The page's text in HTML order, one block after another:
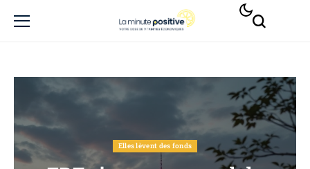
Elles lèvent des fonds